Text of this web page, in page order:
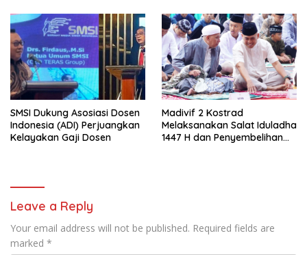
SMSI Dukung Asosiasi Dosen
Indonesia (ADI) Perjuangkan
Kelayakan Gaji Dosen
Madivif 2 Kostrad
Melaksanakan Salat Iduladha
1447 H dan Penyembelihan
Leave a Reply
Your email address will not be published. Required fields are
marked *